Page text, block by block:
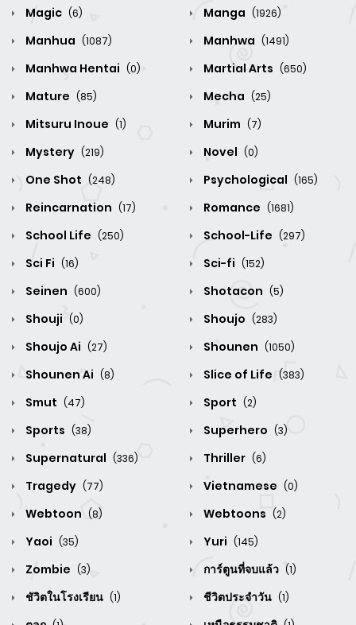
Magic (6) Manga (1926)
Manhua (1087) Manhwa (1491)
Manhwa Hentai (0) Martial Arts (650)
Mature (85) Mecha (25)
Mitsuru Inoue (1) Murim (7)
Mystery (219) Novel (0)
One Shot (248) Psychological (165)
Reincarnation (17) Romance (1681)
School Life (250) School-Life (297)
Sci Fi (16) Sci-fi (152)
Seinen (600) Shotacon (5)
Shouji (0) Shoujo (283)
Shoujo Ai (27) Shounen (1050)
Shounen Ai (8) Slice of Life (383)
Smut (47) Sport (2)
Sports (38) Superhero (3)
Supernatural (336) Thriller (6)
Tragedy (77) Vietnamese (0)
Webtoon (8) Webtoons (2)
Yaoi (35) Yuri (145)
Zombie (3) การ์ตูนที่จบแล้ว (1)
ชัวิตในโรงเรียน (1) ชีวิตประจำวัน (1)